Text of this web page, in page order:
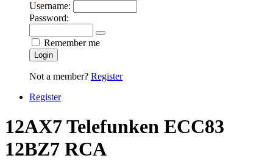
Username:
Password:
Remember me
Login
Not a member? Register
Register
12AX7 Telefunken ECC83
12BZ7 RCA